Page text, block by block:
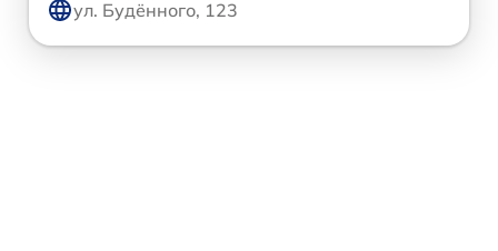
ул. Будённого, 123